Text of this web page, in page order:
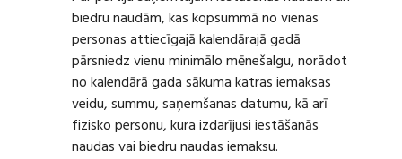
biedru naudām, kas kopsummā no vienas
personas attiecīgajā kalendārajā gadā
pārsniedz vienu minimālo mēnešalgu, norādot
no kalendārā gada sākuma katras iemaksas
veidu, summu, saņemšanas datumu, kā arī
fizisko personu, kura izdarījusi iestāšanās
naudas vai biedru naudas iemaksu.